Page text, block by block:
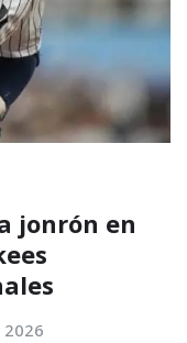
jonrón en
2026